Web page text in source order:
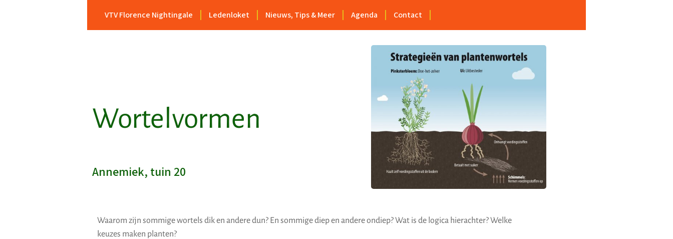
VTV Florence Nightingale Ledenloket Nieuws, Tips & Meer Agenda Contact
Wortelvormen
Annemiek, tuin 20
Waarom zijn sommige wortels dik en andere dun? En sommige diep en andere ondiep? Wat is de logica hierachter? Welke
keuzes maken planten?